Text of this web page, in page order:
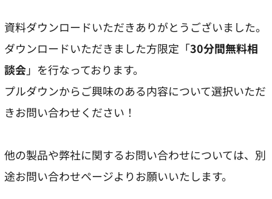
資料ダウンロードいただきありがとうございました。
ダウンロードいただきました方限定「30分間無料相
談会」を行なっております。
プルダウンからご興味のある内容について選択いただ
きお問い合わせください！
他の製品や弊社に関するお問い合わせについては、別
途お問い合わせページよりお願いいたします。